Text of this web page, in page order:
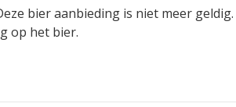
bier aanbieding is niet meer
op het bier.